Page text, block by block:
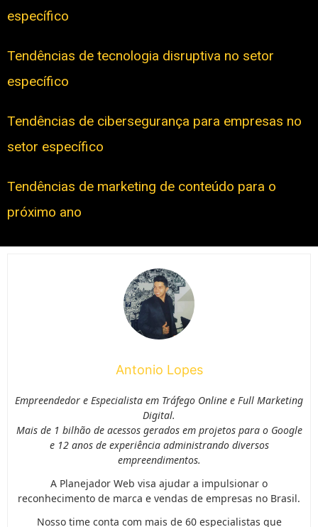
específico
Tendências de tecnologia disruptiva no setor
específico
Tendências de cibersegurança para empresas no
setor específico
Tendências de marketing de conteúdo para o
próximo ano
Antonio Lopes
Empreendedor e Especialista em Tráfego Online e Full Marketing
Digital.
Mais de 1 bilhão de acessos gerados em projetos para o Google
e 12 anos de experiência administrando diversos
empreendimentos.
A Planejador Web visa ajudar a impulsionar o
reconhecimento de marca e vendas de empresas no Brasil.
Nosso time conta com mais de 60 especialistas que